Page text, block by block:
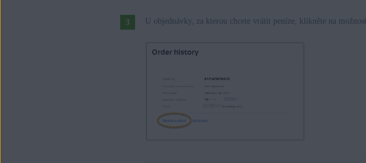
U objednávky, za kterou chcete vrátit peníze, klikněte na možnost